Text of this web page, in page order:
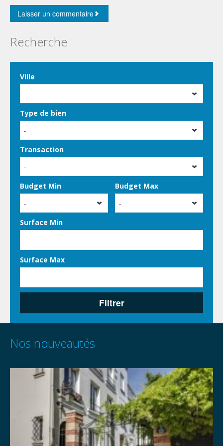
Recherche
Ville
-
Type de bien
-
Transaction
-
Budget Min
-
Budget Max
-
Surface Min
Surface Max
Filtrer
Nos nouveautés